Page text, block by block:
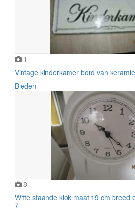
1
Vintage kinderkamer bord van
Bieden
8
Witte staande klok maat 19 cm breed
7